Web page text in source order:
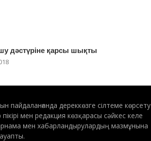
дәстүріне қарсы шықты
пайдаланғанда дереккөзге сілтеме көрсету
мен редакция көзқарасы сәйкес келе
мен хабарландырулардың мазмұнына